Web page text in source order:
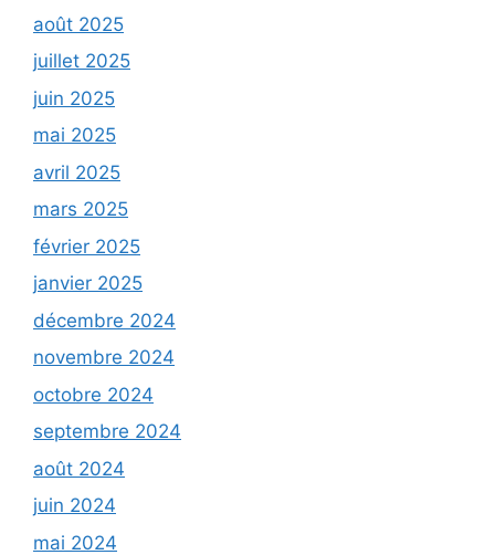
août 2025
juillet 2025
juin 2025
mai 2025
avril 2025
mars 2025
février 2025
janvier 2025
décembre 2024
novembre 2024
octobre 2024
septembre 2024
août 2024
juin 2024
mai 2024